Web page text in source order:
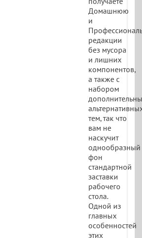
Домашнюю
и
редакции
без мусора
и лишних
компонентов,
а также с
набором
тем, так что
вам не
наскучит
однообразный
фон
стандартной
заставки
рабочего
стола.
Одной из
главных
особенностей
этих